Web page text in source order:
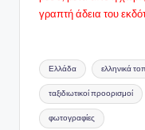
γραπτή άδεια του
Ετικέτες:
Ελλάδα ελληνικά
ταξιδιωτικοί προορισμοί
φωτογραφίες